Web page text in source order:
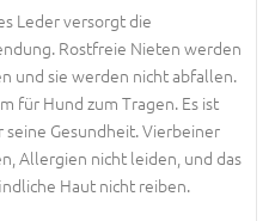
Leder versorgt die
Rostfreie Nieten werden
und sie werden nicht abfallen.
für Hund zum Tragen. Es ist
Gesundheit. Vierbeiner
Allergien nicht leiden, und das
Haut nicht reiben.